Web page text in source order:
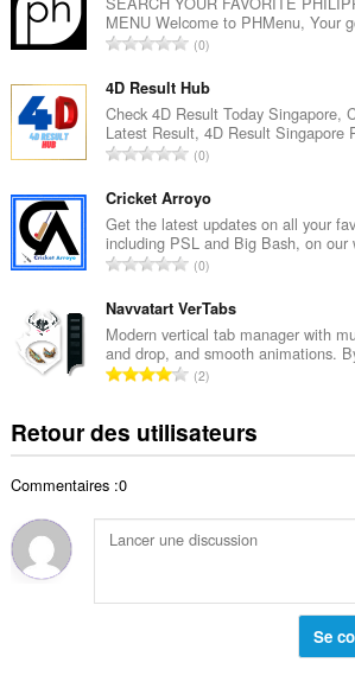
r
e
o
t
a
d
e
n
o
e
s
:
MENU Welcome to PHMenu, Your
N
m
b
r
e
o
t
a
d
e
n
o
e
s
0
4D Result Hub
Check 4D Result Today Singapore,
Latest Result, 4D Result Singapore
N
m
b
r
e
o
t
a
e
n
e
0
Cricket Arroyo
Get the latest updates on all your
including PSL and Big Bash, on
N
m
b
r
e
o
t
d
e
0
Navvatart VerTabs
Modern vertical tab manager with
and drop, and smooth animations.
N
b
t
o
l
2
Retour des utilisateurs
Commentaires :0
Se